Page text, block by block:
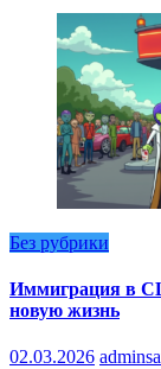
Без рубрики
Иммиграция в
новую жизнь
02.03.2026